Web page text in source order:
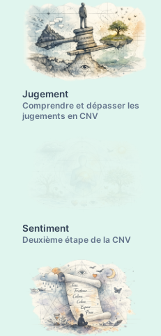
Jugement
Comprendre et dépasser les
jugements en CNV
Sentiment
Deuxième étape de la CNV